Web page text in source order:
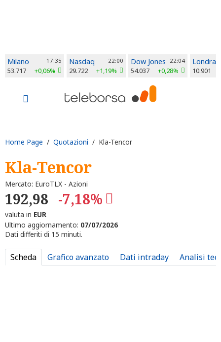
Milano 17:35
53.717 +0,06%
Nasdaq 22:00
29.722 +1,19%
Dow Jones 22:04
54.037 +0,28%
Londra
10.901
Home Page / Quotazioni / Kla-Tencor
Kla-Tencor
Mercato: EuroTLX - Azioni
192,98 -7,18%
valuta in EUR
Ultimo aggiornamento: 07/07/2026
Dati differiti di 15 minuti.
Scheda Grafico avanzato Dati intraday Analisi